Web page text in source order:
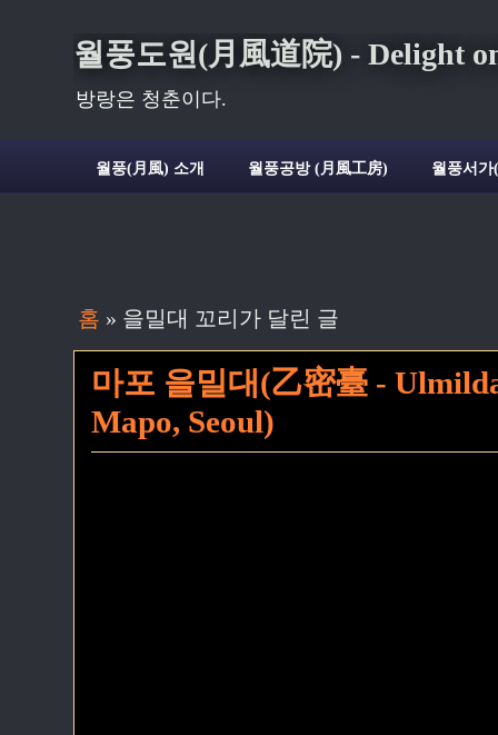
월풍도원(月風道院) - Delight
방랑은 청춘이다.
월풍(月風) 소개 월풍공방 (月風工房) 월풍서
홈 » 을밀대 꼬리가 달린 글
마포 을밀대(乙密臺 -
Mapo, Seoul)